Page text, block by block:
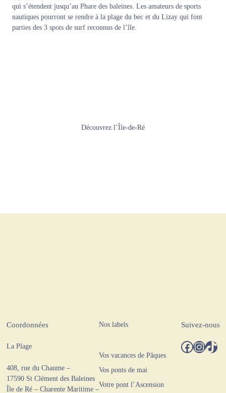
qui s’étendent jusqu’au Phare des baleines . Les amateurs de sports
nautiques pourront se rendre à la plage du bec et du Lizay qui font
parties des 3 spots de surf reconnus de l’île.
Découvrez l’Île-de-Ré
Coordonnées
La Plage
408, rue du Chaume –
17590 St Clément des Baleines
Île de Ré – Charente Maritime –
Nos labels
Vos vacances de Pâques
Vos ponts de mai
Votre pont l’Ascension
Suivez-nous
Facebook InstagramTikTok